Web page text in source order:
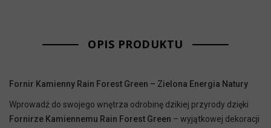
OPIS PRODUKTU
Fornir Kamienny Rain Forest Green – Zielona Energia Natury
Wprowadź do swojego wnętrza odrobinę dzikiej przyrody dzięki
Fornirze Kamiennemu Rain Forest Green – wyjątkowej dekoracji